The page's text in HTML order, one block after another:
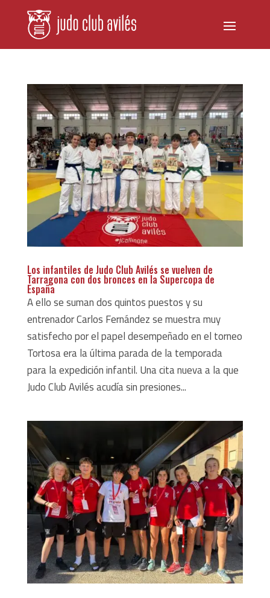
Los infantiles de Judo Club Avilés se vuelven de
Tarragona con dos bronces en la Supercopa de
España
A ello se suman dos quintos puestos y su
entrenador Carlos Fernández se muestra muy
satisfecho por el papel desempeñado en el torneo
Tortosa era la última parada de la temporada
para la expedición infantil. Una cita nueva a la que
Judo Club Avilés acudía sin presiones...